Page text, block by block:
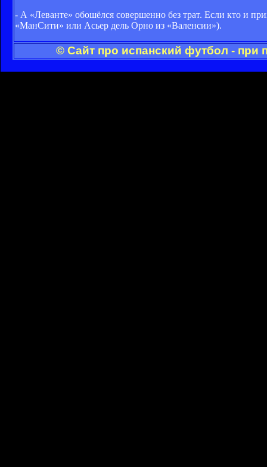
- А «Леванте» обошёлся совершенно без трат. Если кто и
«МанСити» или Асьер дель Орно из «Валенсии»).
© Сайт про испанский футбол - при